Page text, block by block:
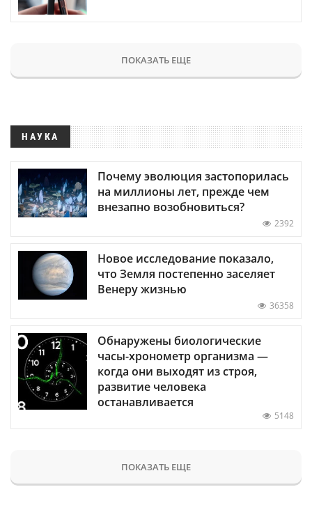
ПОКАЗАТЬ ЕЩЕ
НАУКА
Почему эволюция застопорилась
на миллионы лет, прежде чем
внезапно возобновиться?
2392
Новое исследование показало,
что Земля постепенно заселяет
Венеру жизнью
36358
Обнаружены биологические
часы-хронометр организма —
когда они выходят из строя,
развитие человека
останавливается
5148
ПОКАЗАТЬ ЕЩЕ